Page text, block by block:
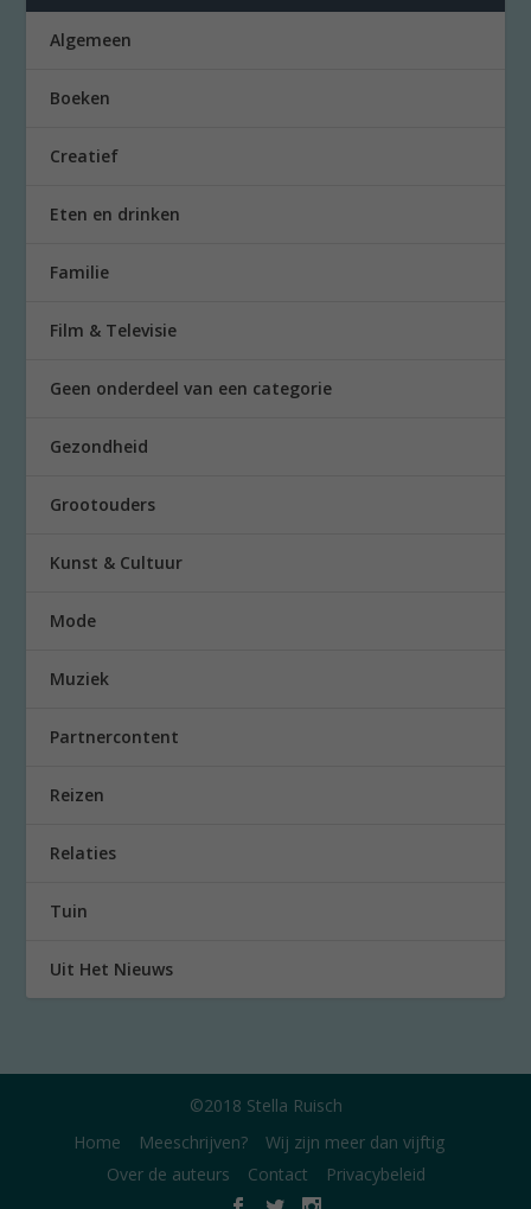
Algemeen
Boeken
Creatief
Eten en drinken
Familie
Film & Televisie
Geen onderdeel van een categorie
Gezondheid
Grootouders
Kunst & Cultuur
Mode
Muziek
Partnercontent
Reizen
Relaties
Tuin
Uit Het Nieuws
©2018 Stella Ruisch
Home
Meeschrijven?
Wij zijn meer dan vijftig
Over de auteurs
Contact Privacybeleid